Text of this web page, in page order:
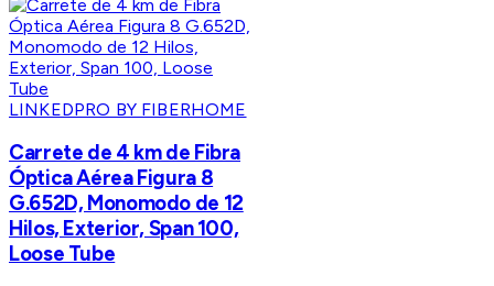
LINKEDPRO BY FIBERHOME
Carrete de 4 km de Fibra
Óptica Aérea Figura 8
G.652D, Monomodo de 12
Hilos, Exterior, Span 100,
Loose Tube